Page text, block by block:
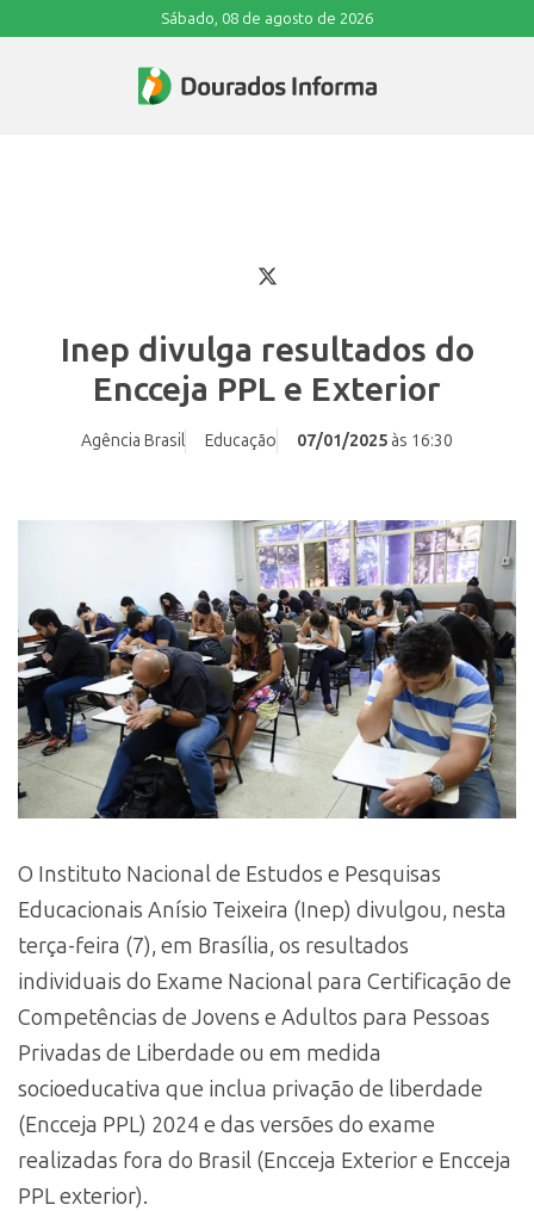
Sábado, 08 de agosto de 2026
Inep divulga resultados do
Encceja PPL e Exterior
Agência Brasil Educação 07/01/2025 às 16:30
O Instituto Nacional de Estudos e Pesquisas
Educacionais Anísio Teixeira (Inep) divulgou, nesta
terça-feira (7), em Brasília, os resultados
individuais do Exame Nacional para Certificação de
Competências de Jovens e Adultos para Pessoas
Privadas de Liberdade ou em medida
socioeducativa que inclua privação de liberdade
(Encceja PPL) 2024 e das versões do exame
realizadas fora do Brasil (Encceja Exterior e Encceja
PPL exterior).